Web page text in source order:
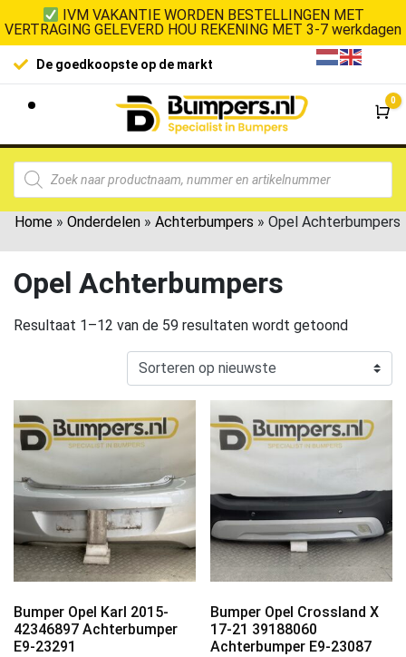
IVM VAKANTIE WORDEN BESTELLINGEN MET
VERTRAGING GELEVERD HOU REKENING MET 3-7 werkdagen
De goedkoopste op de markt
0
Home » Onderdelen » Achterbumpers » Opel Achterbumpers
Opel Achterbumpers
Resultaat 1–12 van de 59 resultaten wordt getoond
Bumper Opel Karl 2015-
42346897 Achterbumper
E9-23291
Bumper Opel Crossland X
17-21 39188060
Achterbumper E9-23087